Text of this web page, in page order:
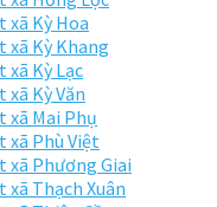
xã Kỳ Hoa
xã Kỳ Khang
xã Kỳ Lạc
Kỳ Văn
xã Mai Phụ
xã Phù Việt
xã Phương Giai
Thạch Xuân